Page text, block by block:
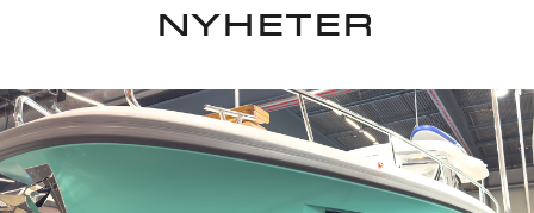
NYHETER